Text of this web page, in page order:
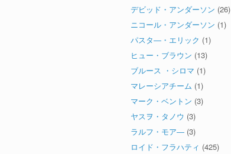
デビッド・アンダーソン (26)
ニコール・アンダーソン (1)
パスタ―・エリック (1)
ヒュー・ブラウン (13)
ブルース ・シロマ (1)
マレーシアチーム (1)
マーク・ベントン (3)
ヤスヲ・タノウ (3)
ラルフ・モア― (3)
ロイド・フラハティ (425)